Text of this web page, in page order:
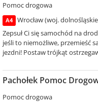
Pomoc drogowa
A4
Wrocław (woj.
Zepsuł Ci się samochód na
jeśli to niemożliwe, przemieść
jezdni! Postaw trójkąt
Pachołek Pomoc
Pomoc drogowa